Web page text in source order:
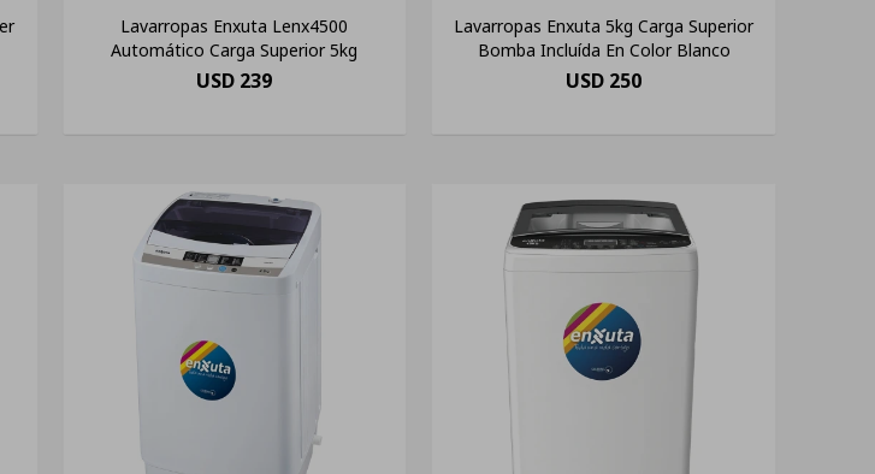
Lavarropas Enxuta Lenx4500
Automático Carga Superior 5kg
USD 239
Lavarropas Enxuta 5kg Carga Superior
Bomba Incluída En Color Blanco
USD 250